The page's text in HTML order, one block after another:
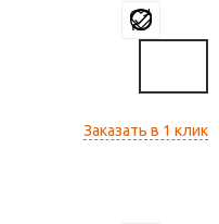
Заказать в 1 клик